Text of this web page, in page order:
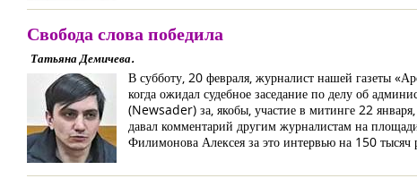
Свобода слова победила
Татьяна Демичева.
В субботу, 20 февраля, журналист нашей газеты
когда ожидал судебное заседание по делу об
(Newsader) за, якобы, участие в митинге 22
давал комментарий другим журналистам на
Филимонова Алексея за это интервью на 150 тысяч